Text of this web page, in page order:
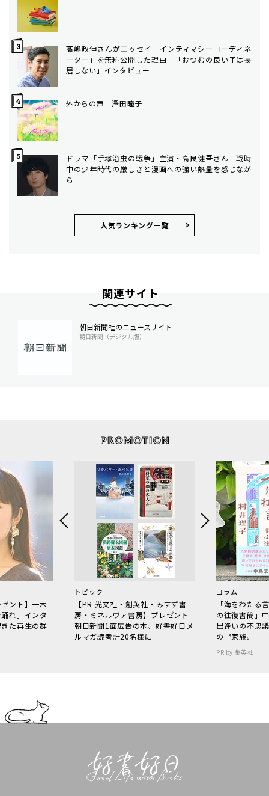
髙嶋政伸さんがエッセイ「インティマシーコーディネ
ーター」を無料公開した理由 「おつむの良い子は長
居しない」インタビュー
外からの声 澤田瞳子
ドラマ「手塚治虫の戦争」主演・高良健吾さん 戦時
中の少年時代の厳しさと漫画への強い熱量を感じなが
ら
人気ランキング⼀覧
関連サイト
朝日新聞社のニュースサイト
朝日新聞（デジタル版）
ント】一木
れ」インタ
た再生の群
トピック
【PR 光文社・創英社・みすず書
房・ミネルヴァ書房】プレゼント
朝日新聞1面広告の本、好書好日メ
ルマガ読者計20名様に
コラム
「海をわた
の往復書簡」
出逢いの不思
の〝家族〟
PR by 集英社